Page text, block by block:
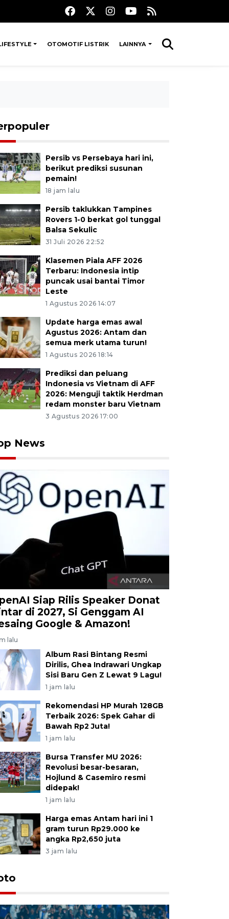
OTOMOTIF LISTRIK LAINNYA
Persib vs Persebaya hari ini,
berikut prediksi susunan
pemain!
18 jam lalu
Persib taklukkan Tampines
Rovers 1-0 berkat gol tunggal
Balsa Sekulic
31 Juli 2026 22:52
Klasemen Piala AFF 2026
Terbaru: Indonesia intip
puncak usai bantai Timor
Leste
1 Agustus 2026 14:07
Update harga emas awal
Agustus 2026: Antam dan
semua merk utama turun!
1 Agustus 2026 18:14
Prediksi dan peluang
Indonesia vs Vietnam di AFF
2026: Menguji taktik Herdman
redam monster baru Vietnam
3 Agustus 2026 17:00
News
Siap Rilis Speaker Donat
di 2027, Si Genggam AI
Google & Amazon!
lalu
Album Rasi Bintang Resmi
Dirilis, Ghea Indrawari Ungkap
Sisi Baru Gen Z Lewat 9 Lagu!
1 jam lalu
Rekomendasi HP Murah 128GB
Terbaik 2026: Spek Gahar di
Bawah Rp2 Juta!
1 jam lalu
Bursa Transfer MU 2026:
Revolusi besar-besaran,
Hojlund & Casemiro resmi
didepak!
1 jam lalu
Harga emas Antam hari ini 1
gram turun Rp29.000 ke
angka Rp2,650 juta
3 jam lalu